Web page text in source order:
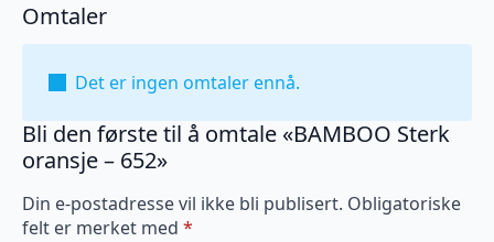
Omtaler
Det er ingen omtaler ennå.
Bli den første til å omtale «BAMBOO Sterk
oransje – 652»
Din e-postadresse vil ikke bli publisert. Obligatoriske
felt er merket med *